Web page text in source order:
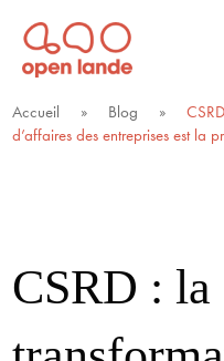
Aller
directement
au
contenu
TERRITOIRES
Open Lande
Entreprises &
Accueil » Blog »
d’affaires des entreprises est la
CSRD : la